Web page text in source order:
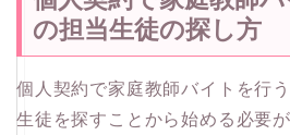
の担当生徒の探し方
個人契約で家庭教師バイトを行
生徒を探すことから始める必要